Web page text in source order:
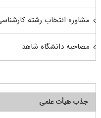
مشاوره انتخاب رشته
مصاحبه دانشگاه شاهد
جذب هیأت علمی